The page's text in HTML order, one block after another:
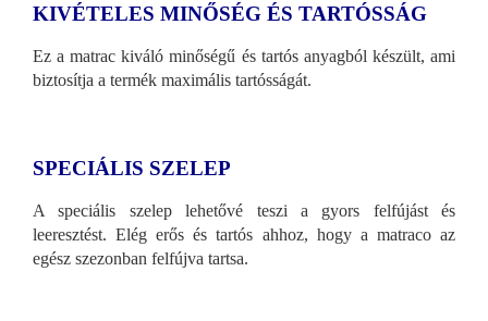
KIVÉTELES MINŐSÉG ÉS TARTÓSSÁG
Ez a matrac kiváló minőségű és tartós anyagból készült, ami
biztosítja a termék maximális tartósságát.
SPECIÁLIS SZELEP
A speciális szelep lehetővé teszi a gyors felfújást és
leeresztést. Elég erős és tartós ahhoz, hogy a matraco az
egész szezonban felfújva tartsa.